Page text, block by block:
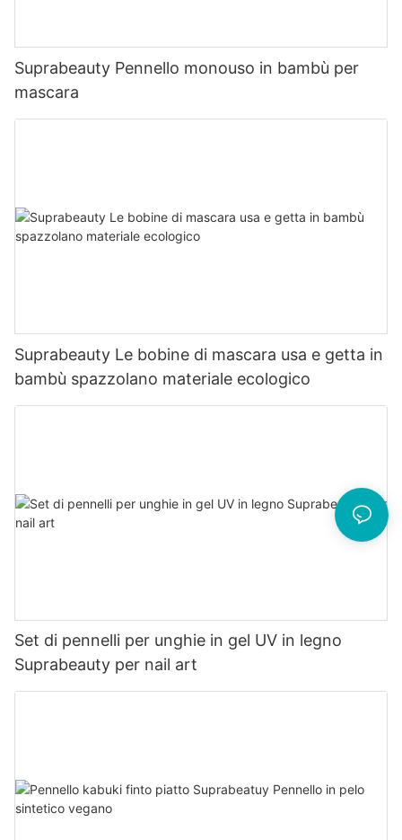
Suprabeauty Pennello monouso in bambù per
mascara
Suprabeauty Le bobine di mascara usa e getta in
bambù spazzolano materiale ecologico
Set di pennelli per unghie in gel UV in legno
Suprabeauty per nail art